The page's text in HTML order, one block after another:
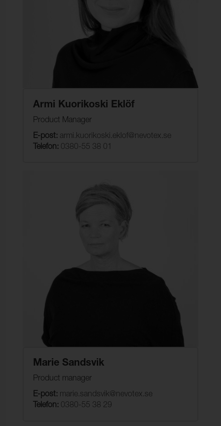
Armi Kuorikoski Eklöf
Product Manager
E-post: armi.kuorikoski.eklof@nevotex.se
Telefon: 0380-55 38 01
Marie Sandsvik
Product manager
E-post: marie.sandsvik@nevotex.se
Telefon: 0380-55 38 29